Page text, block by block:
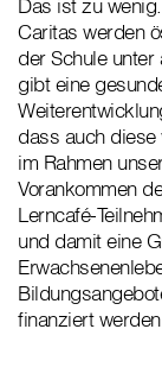
Das ist zu
Caritas werden
der Schule
gibt eine
dass auch diese
im Rahmen
Vorankommen
Lerncafé-
und damit eine
finanziert